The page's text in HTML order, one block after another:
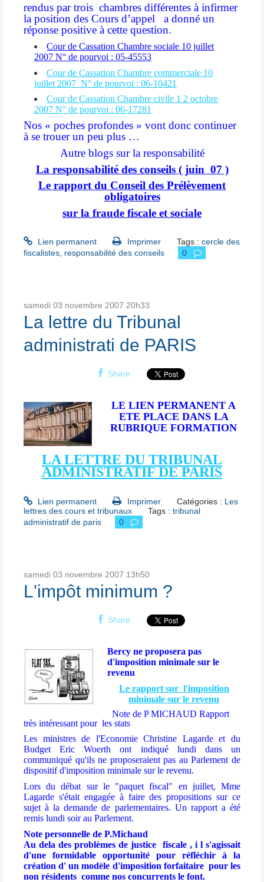
rendus par trois chambres différentes à infirmer
la position des Cours d’appel
a donné un
réponse positive à cette question.
Cour de Cassation Chambre sociale 10 juillet
2007 N° de pourvoi : 05-45553
Cour de Cassation Chambre commerciale 10
juillet 2007 N° de pourvoi : 06-10421
Cour de Cassation Chambre civile 1 2 octobre
2007 N° de pourvoi : 06-17281
Nos « poches profondes » vont donc continuer
à se trouer un peu plus …
Autre blogs sur la responsabilité
La responsabilité des conseils ( juin 07 )
Le rapport du Conseil des Prélèvement
obligatoires
sur la fraude fiscale et sociale
Lien permanent Imprimer Tags : cercle des
fiscalistes responsabilité des conseils 0
samedi 03 novembre 2007 20h33
La lettre du Tribunal
administrati de PARIS
Share
LE LIEN PERMANENT A
ETE PLACE DANS LA
RUBRIQUE FORMATION
LA LETTRE DU TRIBUNAL
ADMINISTRATIF DE PARIS
Lien permanent Imprimer Catégories : Les
lettres des cours et tribunaux
Tags :tribunal
administratif de paris
0
samedi 03 novembre 2007 13h50
L'impôt minimum ?
Share
Bercy ne proposera pas
d'imposition minimale sur le
revenu
Le rapport sur l'imposition
minimale sur le revenu
Note de P MICHAUD Rapport
très intéressant pour les stats
Les ministres de l'Economie Christine Lagarde et du
Budget Eric Woerth ont indiqué lundi dans un
communiqué qu'ils ne proposeraient pas au Parlement de
dispositif d'imposition minimale sur le revenu.
Lors du débat sur le "paquet fiscal" en juillet, Mme
Lagarde s'était engagée à faire des propositions sur ce
sujet à la demande de parlementaires. Un rapport a été
remis lundi soir au Parlement.
Note personnelle de P.Michaud
Au dela des problèmes de justice fiscale, i l s'agissait
d'une formidable opportunité pour réfléchir à la
création d' un modèle d'imposition forfaitaire pour les
non résidents comme nos concurrents le font.